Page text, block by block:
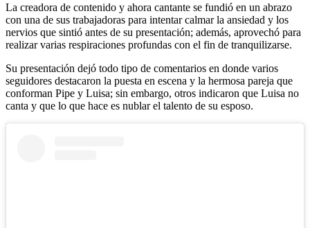
La creadora de contenido y ahora cantante se fundió en un abrazo
con una de sus trabajadoras para intentar calmar la ansiedad y los
nervios que sintió antes de su presentación; además, aprovechó para
realizar varias respiraciones profundas con el fin de tranquilizarse.
Su presentación dejó todo tipo de comentarios en donde varios
seguidores destacaron la puesta en escena y la hermosa pareja que
conforman Pipe y Luisa; sin embargo, otros indicaron que Luisa no
canta y que lo que hace es nublar el talento de su esposo.